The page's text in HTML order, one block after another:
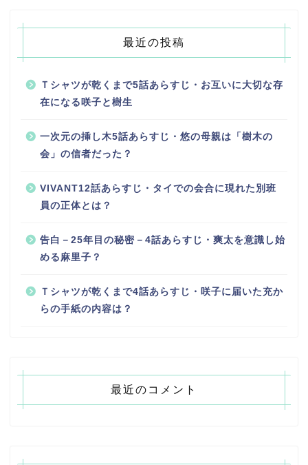
最近の投稿
Ｔシャツが乾くまで5話あらすじ・お互いに大切な存
在になる咲子と樹生
一次元の挿し木5話あらすじ・悠の母親は「樹木の
会」の信者だった？
VIVANT12話あらすじ・タイでの会合に現れた別班
員の正体とは？
告白－25年目の秘密－4話あらすじ・爽太を意識し始
める麻里子？
Ｔシャツが乾くまで4話あらすじ・咲子に届いた充か
らの手紙の内容は？
最近のコメント